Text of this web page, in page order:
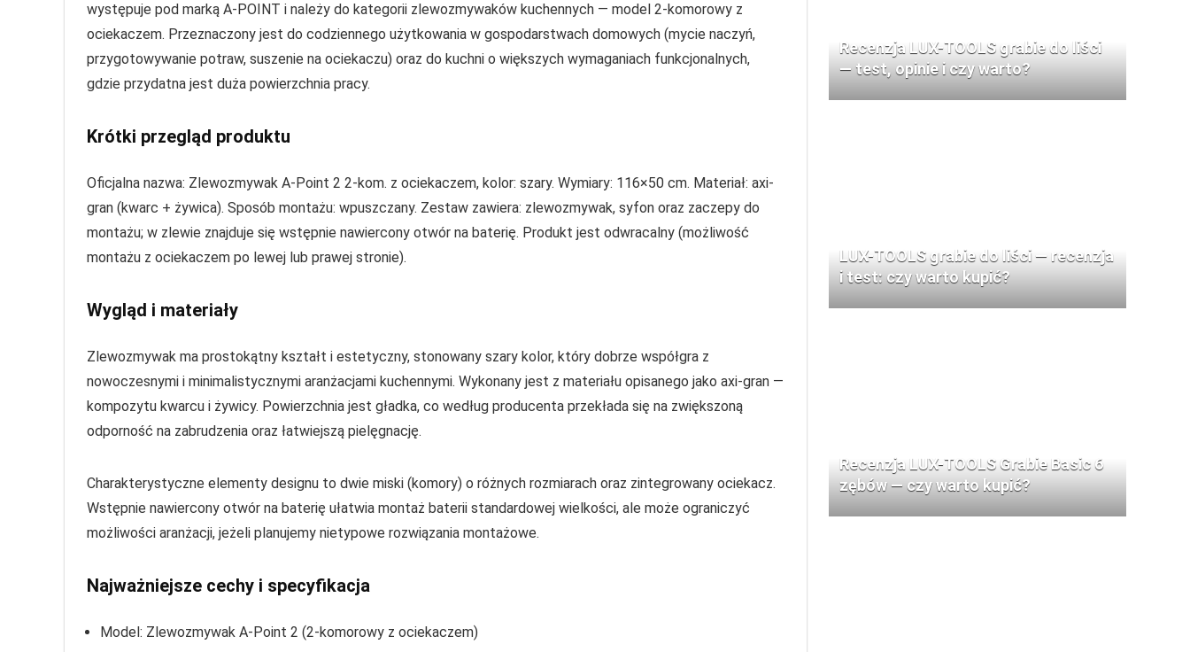
występuje pod marką A-POINT i należy do kategorii zlewozmywaków kuchennych — model 2-komorowy z
ociekaczem. Przeznaczony jest do codziennego użytkowania w gospodarstwach domowych (mycie naczyń,
przygotowywanie potraw, suszenie na ociekaczu) oraz do kuchni o większych wymaganiach funkcjonalnych,
gdzie przydatna jest duża powierzchnia pracy.
Krótki przegląd produktu
Oficjalna nazwa: Zlewozmywak A-Point 2 2-kom. z ociekaczem, kolor: szary. Wymiary: 116×50 cm. Materiał: axi-
gran (kwarc + żywica). Sposób montażu: wpuszczany. Zestaw zawiera: zlewozmywak, syfon oraz zaczepy do
montażu; w zlewie znajduje się wstępnie nawiercony otwór na baterię. Produkt jest odwracalny (możliwość
montażu z ociekaczem po lewej lub prawej stronie).
Wygląd i materiały
Zlewozmywak ma prostokątny kształt i estetyczny, stonowany szary kolor, który dobrze współgra z
nowoczesnymi i minimalistycznymi aranżacjami kuchennymi. Wykonany jest z materiału opisanego jako axi-gran —
kompozytu kwarcu i żywicy. Powierzchnia jest gładka, co według producenta przekłada się na zwiększoną
odporność na zabrudzenia oraz łatwiejszą pielęgnację.
Charakterystyczne elementy designu to dwie miski (komory) o różnych rozmiarach oraz zintegrowany ociekacz.
Wstępnie nawiercony otwór na baterię ułatwia montaż baterii standardowej wielkości, ale może ograniczyć
możliwości aranżacji, jeżeli planujemy nietypowe rozwiązania montażowe.
Najważniejsze cechy i specyfikacja
Model: Zlewozmywak A-Point 2 (2-komorowy z ociekaczem)
Recenzja LUX-TOOLS grabie do liści
— test, opinie i czy warto?
LUX-TOOLS grabie do liści — recenzja
i test: czy warto kupić?
Recenzja LUX-TOOLS Grabie Basic 6
zębów — czy warto kupić?